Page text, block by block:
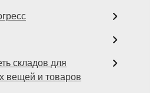
складов для
вещей и товаров